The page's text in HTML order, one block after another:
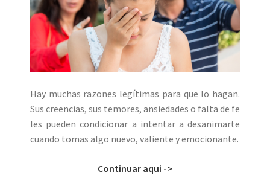
Hay muchas razones legítimas para que lo hagan.
Sus creencias, sus temores, ansiedades o falta de fe
les pueden condicionar a intentar a desanimarte
cuando tomas algo nuevo, valiente y emocionante.
Continuar aqui ->